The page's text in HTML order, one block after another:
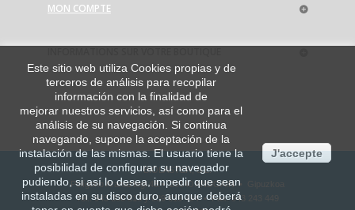
MON COMPTE
Este sitio web utiliza Cookies propias y de
terceros de análisis para recopilar
información con la finalidad de
mejorar nuestros servicios, así como para el
análisis de su navegación. Si continua
navegando, supone la aceptación de la
instalación de las mismas. El usuario tiene la
posibilidad de configurar su navegador
pudiendo, si así lo desea, impedir que sean
instaladas en su disco duro, aunque deberá
J'accepte
BIOLASTER, S.L.
Polígono Aranaztegi 4B • 20140 ANDOAIN • Gipuzkoa
Tel.: 943 300 813 y 639 619 494 • Fax: 943 243 449